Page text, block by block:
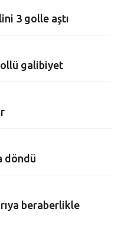
3 golle aştı
galibiyet
döndü
beraberlikle